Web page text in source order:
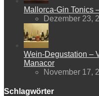
Mallorca-Gin Tonics
Dezember 23,
Wein-Degustation –
Manacor
November 17,
Schlagwörter